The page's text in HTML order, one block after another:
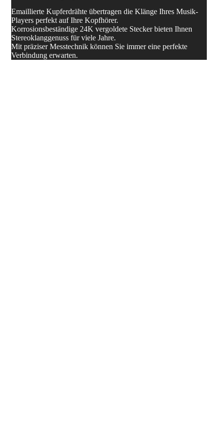
Emaillierte Kupferdrähte übertragen die Klänge Ihres Musik-
Players perfekt auf Ihre Kopfhörer.
Korrosionsbeständige 24K vergoldete Stecker bieten Ihnen
Stereoklanggenuss für viele Jahre.
Mit präziser Messtechnik können Sie immer eine perfekte
Verbindung erwarten.